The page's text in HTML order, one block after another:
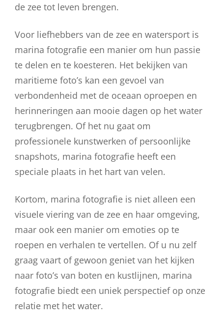
de zee tot leven brengen.
Voor liefhebbers van de zee en watersport is
marina fotografie een manier om hun passie
te delen en te koesteren. Het bekijken van
maritieme foto’s kan een gevoel van
verbondenheid met de oceaan oproepen en
herinneringen aan mooie dagen op het water
terugbrengen. Of het nu gaat om
professionele kunstwerken of persoonlijke
snapshots, marina fotografie heeft een
speciale plaats in het hart van velen.
Kortom, marina fotografie is niet alleen een
visuele viering van de zee en haar omgeving,
maar ook een manier om emoties op te
roepen en verhalen te vertellen. Of u nu zelf
graag vaart of gewoon geniet van het kijken
naar foto’s van boten en kustlijnen, marina
fotografie biedt een uniek perspectief op onze
relatie met het water.